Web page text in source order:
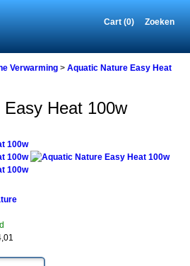
Cart (0) Zoeken
Verwarming >Aquatic Nature Easy Heat
Heat 100w